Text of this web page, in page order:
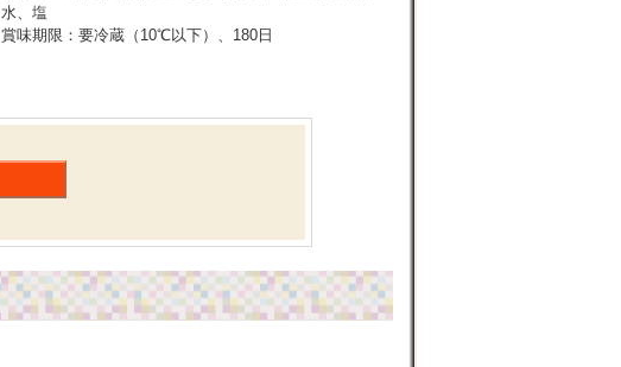
水、塩
賞味期限：要冷蔵（10℃以下）、180日